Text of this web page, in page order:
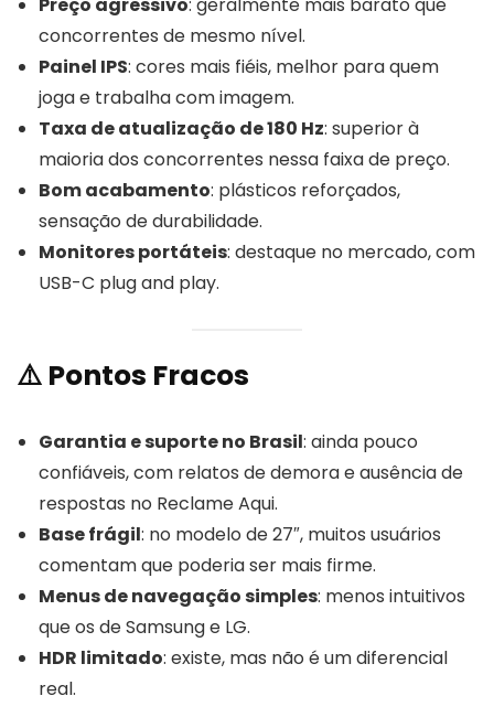
Preço agressivo: geralmente mais barato que
concorrentes de mesmo nível.
Painel IPS: cores mais fiéis, melhor para quem
joga e trabalha com imagem.
Taxa de atualização de 180 Hz: superior à
maioria dos concorrentes nessa faixa de preço.
Bom acabamento: plásticos reforçados,
sensação de durabilidade.
Monitores portáteis: destaque no mercado, com
USB-C plug and play.
⚠️ Pontos Fracos
Garantia e suporte no Brasil: ainda pouco
confiáveis, com relatos de demora e ausência de
respostas no Reclame Aqui.
Base frágil: no modelo de 27″, muitos usuários
comentam que poderia ser mais firme.
Menus de navegação simples: menos intuitivos
que os de Samsung e LG.
HDR limitado: existe, mas não é um diferencial
real.